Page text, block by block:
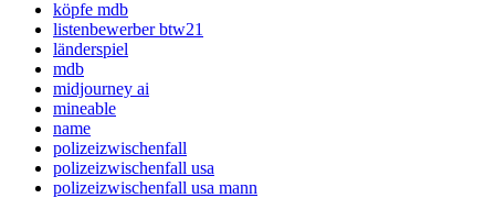
köpfe mdb
listenbewerber btw21
länderspiel
mdb
midjourney ai
mineable
name
polizeizwischenfall
polizeizwischenfall usa
polizeizwischenfall usa mann